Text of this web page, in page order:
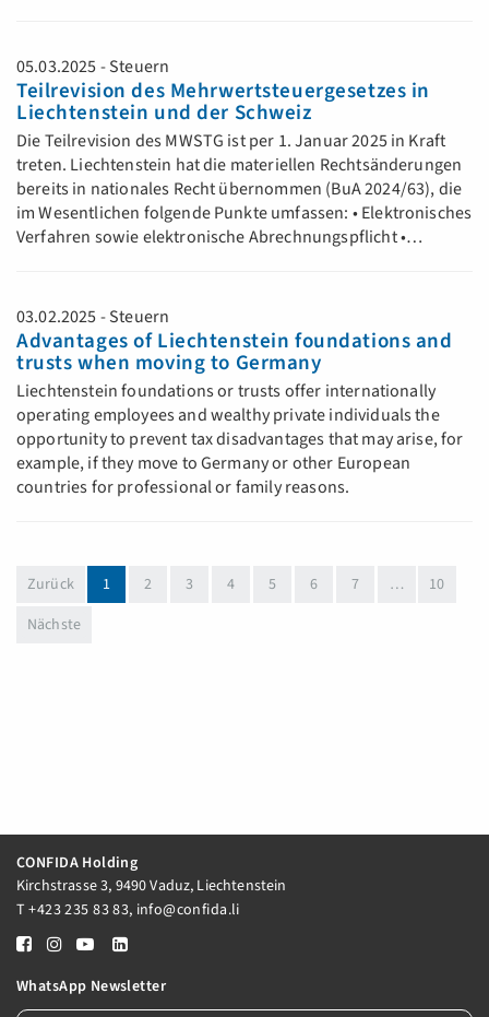
05.03.2025 - Steuern
Teilrevision des Mehrwertsteuergesetzes in
Liechtenstein und der Schweiz
Die Teilrevision des MWSTG ist per 1. Januar 2025 in Kraft
treten. Liechtenstein hat die materiellen Rechtsänderungen
bereits in nationales Recht übernommen (BuA 2024/63), die
im Wesentlichen folgende Punkte umfassen: • Elektronisches
Verfahren sowie elektronische Abrechnungspflicht •…
03.02.2025 - Steuern
Advantages of Liechtenstein foundations and
trusts when moving to Germany
Liechtenstein foundations or trusts offer internationally
operating employees and wealthy private individuals the
opportunity to prevent tax disadvantages that may arise, for
example, if they move to Germany or other European
countries for professional or family reasons.
Zurück 1(aktuell)
2 3 4 5 6 7 …
10
Nächste
CONFIDA Holding
Kirchstrasse 3, 9490 Vaduz, Liechtenstein
T+423 235 83 83, info@confida.li
WhatsApp Newsletter